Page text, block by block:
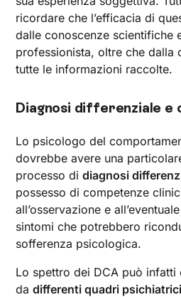
ricordare che l’efficacia di
dalle conoscenze scientifiche
professionista, oltre che dalla
tutte le informazioni raccolte.
Diagnosi differenziale e
Lo psicologo del
dovrebbe avere una
processo didiagnosi
possesso di competenze
all’osservazione e
sintomi che potrebbero
sofferenza psicologica.
Lo spettro dei DCA può infatti
dadifferenti quadri psichiatrici